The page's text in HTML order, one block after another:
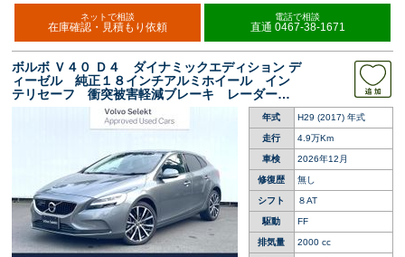
ネットで相談
在庫確認・見積もり依頼
電話で相談
直通 0467-38-1671
ボルボ Ｖ４０ Ｄ４ ダイナミックエディション デ
ィーゼル 純正１８インチアルミホイール イン
テリセーフ 衝突被害軽減ブレーキ レーダーク
ルーズ 純正７インチナビ 禁煙車 シートヒー
ター メモリー機能付きパワーシート Ｂｌｕｅ
年式 H29 (2017) 年式
走行 4.9万Km
車検 2026年12月
修復歴 無し
シフト ８AT
駆動 FF
排気量 2000 cc